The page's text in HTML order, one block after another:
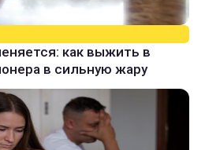
как выжить в
в сильную жару